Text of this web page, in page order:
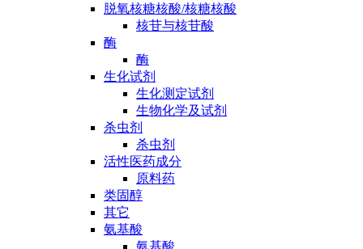
脱氧核糖核酸/核糖核酸
核苷与核苷酸
酶
酶
生化试剂
生化测定试剂
生物化学及试剂
杀虫剂
杀虫剂
活性医药成分
原料药
类固醇
其它
氨基酸